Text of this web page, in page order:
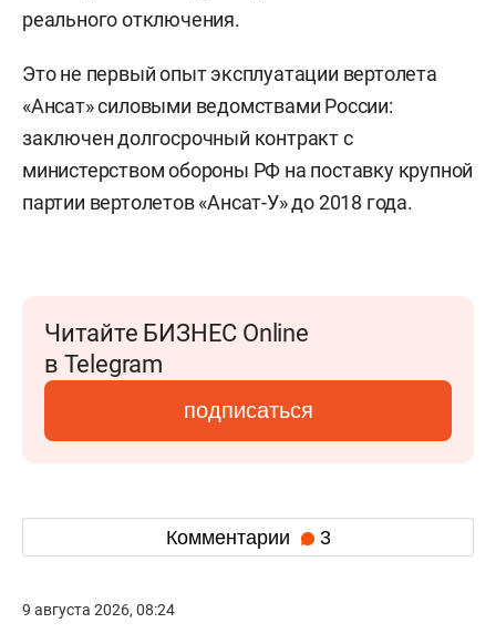
реального отключения.
Это не первый опыт эксплуатации вертолета
«Ансат» силовыми ведомствами России:
заключен долгосрочный контракт с
министерством обороны РФ на поставку крупной
партии вертолетов «Ансат-У» до 2018 года.
Читайте БИЗНЕС Online
в Telegram
подписаться
Комментарии 3
9 августа 2026, 08:24